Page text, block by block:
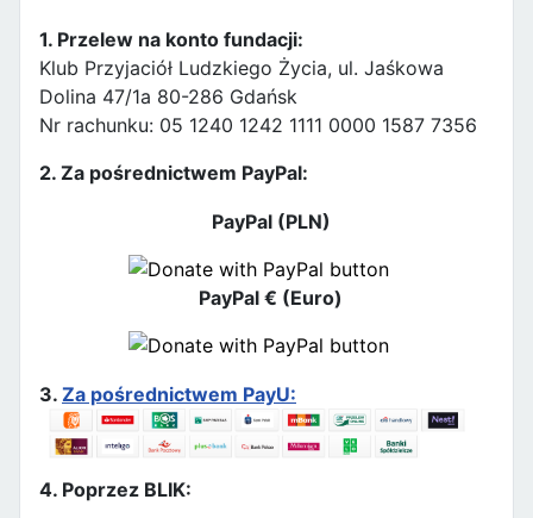
1. Przelew na konto fundacji:
Klub Przyjaciół Ludzkiego Życia, ul. Jaśkowa
Dolina 47/1a 80-286 Gdańsk
Nr rachunku: 05 1240 1242 1111 0000 1587 7356
2. Za pośrednictwem PayPal:
PayPal (PLN)
PayPal € (Euro)
3. Za pośrednictwem PayU:
4. Poprzez BLIK: